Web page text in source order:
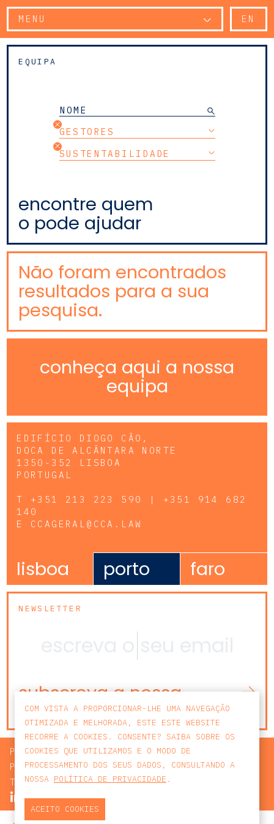
MENU EN
EQUIPA
GESTORES
SUSTENTABILIDADE
encontre quem
o pode ajudar
Não foram encontrados
resultados para a sua
pesquisa.
conheça aqui a nossa
equipa
EDIFÍCIO DIOGO CÃO,
DOCA DE ALCÂNTARA NORTE
1350-352 LISBOA
PORTUGAL
T +351 213 223 590 | +351 914 682
140
E CCAGERAL@CCA.LAW
lisboa porto faro
NEWSLETTER
subscreva a nossa
newsletter
PROCURAR
POLÍTICA DE PRIVACIDADE
TERMOS E CONDIÇÕES
COM VISTA A PROPORCIONAR-LHE UMA NAVEGAÇÃO
OTIMIZADA E MELHORADA, ESTE ESTE WEBSITE
RECORRE A COOKIES. CONSENTE? SAIBA SOBRE OS
COOKIES QUE UTILIZAMOS E O MODO DE
PROCESSAMENTO DOS SEUS DADOS, CONSULTANDO A
NOSSA POLÍTICA DE PRIVACIDADE .
ACEITO COOKIES